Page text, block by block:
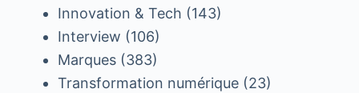
Innovation & Tech (143)
Interview (106)
Marques(383)
Transformation numérique(23)